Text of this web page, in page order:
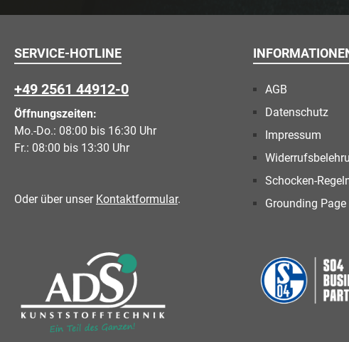
SERVICE-HOTLINE
+49 2561 44912-0
Öffnungszeiten:
Mo.-Do.: 08:00 bis 16:30 Uhr
Fr.: 08:00 bis 13:30 Uhr
Oder über unser Kontaktformular.
AGB
Datenschutz
Impressum
Schocken-
Grounding Page